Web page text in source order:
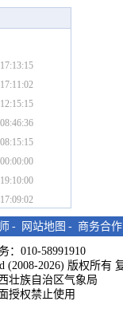
- 网站地图 - 商务合作
：010-58991910
(2008-2026) 版权所有
壮族自治区气象局
授权禁止使用